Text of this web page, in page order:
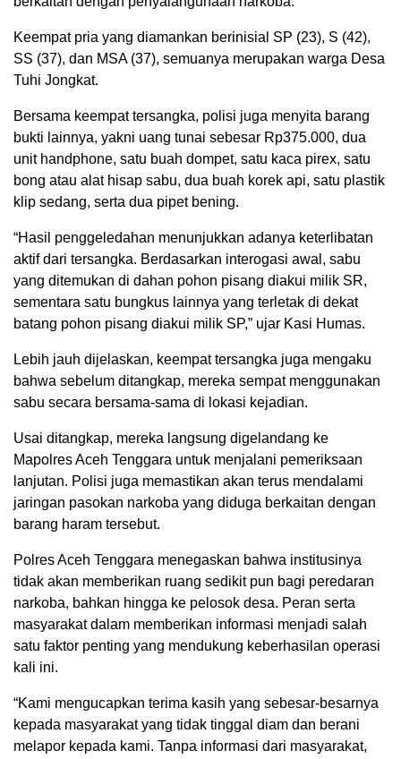
Keempat pria yang diamankan berinisial SP (23), S (42),
SS (37), dan MSA (37), semuanya merupakan warga Desa
Tuhi Jongkat.
Bersama keempat tersangka, polisi juga menyita barang
bukti lainnya, yakni uang tunai sebesar Rp375.000, dua
unit handphone, satu buah dompet, satu kaca pirex, satu
bong atau alat hisap sabu, dua buah korek api, satu plastik
klip sedang, serta dua pipet bening.
“Hasil penggeledahan menunjukkan adanya keterlibatan
aktif dari tersangka. Berdasarkan interogasi awal, sabu
yang ditemukan di dahan pohon pisang diakui milik SR,
sementara satu bungkus lainnya yang terletak di dekat
batang pohon pisang diakui milik SP,” ujar Kasi Humas.
Lebih jauh dijelaskan, keempat tersangka juga mengaku
bahwa sebelum ditangkap, mereka sempat menggunakan
sabu secara bersama-sama di lokasi kejadian.
Usai ditangkap, mereka langsung digelandang ke
Mapolres Aceh Tenggara untuk menjalani pemeriksaan
lanjutan. Polisi juga memastikan akan terus mendalami
jaringan pasokan narkoba yang diduga berkaitan dengan
barang haram tersebut.
Polres Aceh Tenggara menegaskan bahwa institusinya
tidak akan memberikan ruang sedikit pun bagi peredaran
narkoba, bahkan hingga ke pelosok desa. Peran serta
masyarakat dalam memberikan informasi menjadi salah
satu faktor penting yang mendukung keberhasilan operasi
kali ini.
“Kami mengucapkan terima kasih yang sebesar-besarnya
kepada masyarakat yang tidak tinggal diam dan berani
melapor kepada kami. Tanpa informasi dari masyarakat,